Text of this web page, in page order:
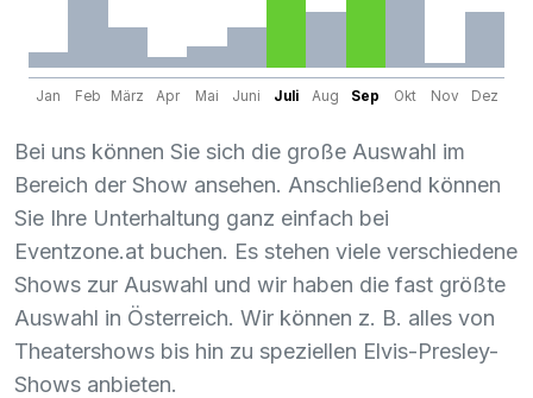
Jan Feb März Apr Mai Juni Juli Aug Sep Okt Nov Dez
Bei uns können Sie sich die große Auswahl im
Bereich der Show ansehen. Anschließend können
Sie Ihre Unterhaltung ganz einfach bei
Eventzone.at buchen. Es stehen viele verschiedene
Shows zur Auswahl und wir haben die fast größte
Auswahl in Österreich. Wir können z. B. alles von
Theatershows bis hin zu speziellen Elvis-Presley-
Shows anbieten.